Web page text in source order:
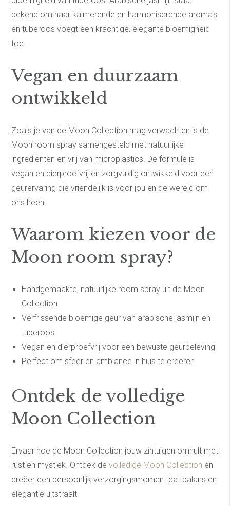
bekend om haar kalmerende en harmoniserende aroma's
en tuberoos voegt een krachtige, elegante bloemigheid
toe.
Vegan en duurzaam
ontwikkeld
Zoals je van de Moon Collection mag verwachten is de
Moon room spray samengesteld met natuurlijke
ingrediënten en vrij van microplastics. De formule is
vegan en dierproefvrij en zorgvuldig ontwikkeld voor een
geurervaring die vriendelijk is voor jou en de wereld om
ons heen.
Waarom kiezen voor de
Moon room spray?
Handgemaakte, natuurlijke room spray uit de Moon
Collection
Verfrissende bloemige geur van arabische jasmijn en
tuberoos
Vegan en dierproefvrij voor een bewuste geurbeleving
Perfect om sfeer en ambiance in huis te creëren
Ontdek de volledige
Moon Collection
Ervaar hoe de Moon Collection jouw zintuigen omhult met
rust en mystiek. Ontdek devolledige Moon Collection en
creëer een persoonlijk verzorgingsmoment dat balans en
elegantie uitstraalt.